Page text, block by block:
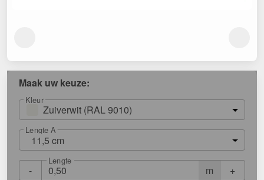
Maak uw keuze:
Kleur
Zuiverwit (RAL 9010)
Lengte A
11,5 cm
- m
Lengte
+